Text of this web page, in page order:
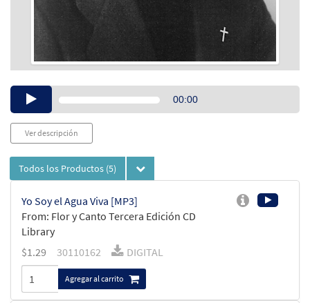
Audio00:00
Ver descripción
Todos los Productos (5)
Yo Soy el Agua Viva [MP3]
From: Flor y Canto Tercera Edición CD
Library
$1.29 30110162 DIGITAL
Agregar al carrito